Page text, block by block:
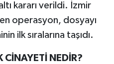
kararı verildi. İzmir
operasyon, dosyayı
ilk sıralarına taşıdı.
CİNAYETİ NEDİR?